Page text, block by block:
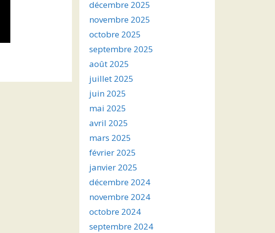
décembre 2025
novembre 2025
octobre 2025
septembre 2025
août 2025
juillet 2025
juin 2025
mai 2025
avril 2025
mars 2025
février 2025
janvier 2025
décembre 2024
novembre 2024
octobre 2024
septembre 2024